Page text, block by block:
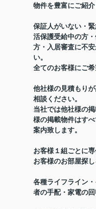
物件を豊富にご紹介
保証人がいない・
活保護受給中の方
方・入居審査に不
い。
全てのお客様にご
他社様の見積もり
相談ください。
当社では他社様の
様の掲載物件はす
案内致します。
お客様１組ごとに
お客様のお部屋探
各種ライフライン
者の手配・家電の回